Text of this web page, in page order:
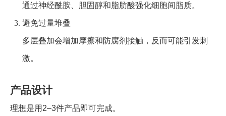
通过神经酰胺、胆固醇和脂肪酸强化细胞间脂质。
避免过量堆叠
多层叠加会增加摩擦和防腐剂接触，反而可能引发刺
激。
产品设计
理想是用2–3件产品即可完成。